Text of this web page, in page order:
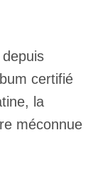
certifié
la
méconnue